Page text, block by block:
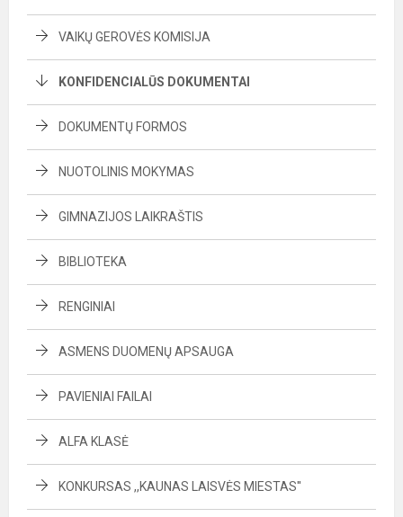
VAIKŲ GEROVĖS KOMISIJA
KONFIDENCIALŪS DOKUMENTAI
DOKUMENTŲ FORMOS
NUOTOLINIS MOKYMAS
GIMNAZIJOS LAIKRAŠTIS
BIBLIOTEKA
RENGINIAI
ASMENS DUOMENŲ APSAUGA
PAVIENIAI FAILAI
ALFA KLASĖ
KONKURSAS ,,KAUNAS LAISVĖS MIESTAS''